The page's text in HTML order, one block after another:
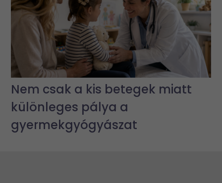
Nem csak a kis betegek miatt
különleges pálya a
gyermekgyógyászat